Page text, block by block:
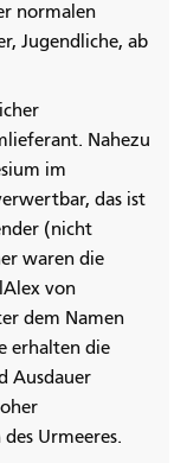
normalen
Jugendliche, ab
Nahezu
im
das ist
(nicht
waren die
von
dem Namen
erhalten die
Ausdauer
Urmeeres.